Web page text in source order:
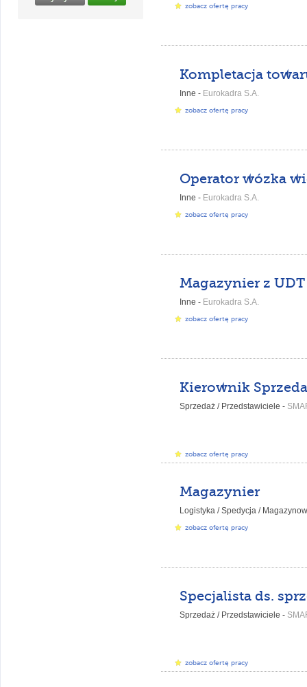
zobacz ofertę pracy
Kompletacja
Inne - Eurokadra S.A.
zobacz ofertę pracy
Inne - Eurokadra S.A.
zobacz ofertę pracy
Magazynier z
Inne - Eurokadra S.A.
zobacz ofertę pracy
Sprzedaż / Przedstawiciele -
zobacz ofertę pracy
Magazynier
Logistyka / Spedycja /
zobacz ofertę pracy
Sprzedaż / Przedstawiciele -
zobacz ofertę pracy